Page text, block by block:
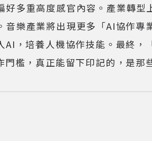
好多重高度感官內容。產業轉
音樂產業將出現更多「AI協作
AI，培養人機協作技能。最終
門檻，真正能留下印記的，是那